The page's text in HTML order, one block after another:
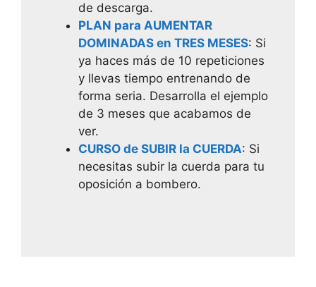
de descarga.
PLAN para AUMENTAR
DOMINADAS en TRES MESES: Si
ya haces más de 10 repeticiones
y llevas tiempo entrenando de
forma seria. Desarrolla el ejemplo
de 3 meses que acabamos de
ver.
CURSO de SUBIR la CUERDA: Si
necesitas subir la cuerda para tu
oposición a bombero.